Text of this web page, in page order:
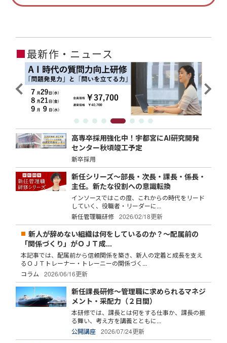
■最新作・ニュース
高専卒採用強化中！宇都宮にAI研究開発
センター秋頃竣工予定
新卒採用
新任シリーズ～部長・次長・課長・係長・
主任。新たな役割への意識転換
インソースではこの度、これからの時代をリード
していく、役職者・リーダーに...
新任管理職研修
2026/02/18更新
新人が辞めない組織は何をしているのか？～配属前の
「関係づくり」がＯＪＴ成...
本記事では、配属前から信頼関係を築き、新人の定着と成長を支え
るＯＪＴトレーナー・トレーニーの関係づく...
コラム
2026/06/16更新
新任課長研修～管理職に求められるマネジ
メント・采配力（２日間）
本研修では、課長とは何をする仕事か、課長の振
る舞い、考え方を講義とともに...
公開講座
2026/07/24更新